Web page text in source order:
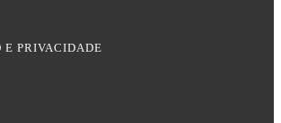
E PRIVACIDADE